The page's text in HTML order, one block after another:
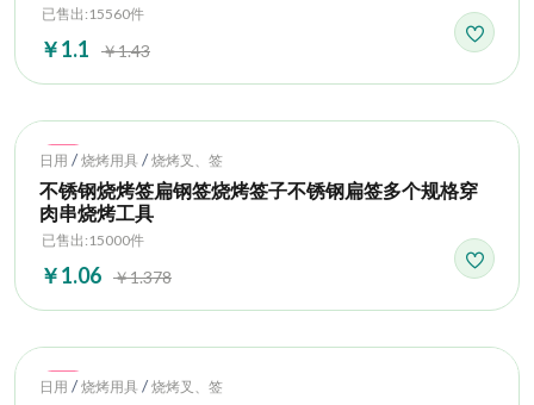
已售出:15560件
￥1.1 ￥1.43
Hot
日用 / 烧烤用具 / 烧烤叉、签
不锈钢烧烤签扁钢签烧烤签子不锈钢扁签多个规格穿
肉串烧烤工具
已售出:15000件
￥1.06 ￥1.378
Hot
日用 / 烧烤用具 / 烧烤叉、签